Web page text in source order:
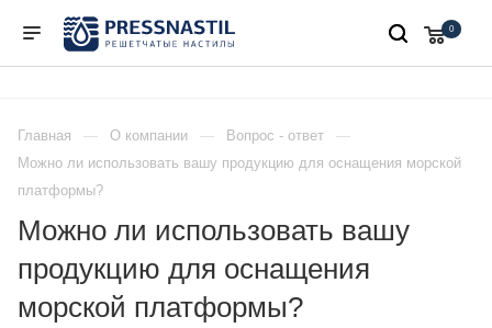
0
Главная О компании
Вопрос - ответ
Можно ли использовать вашу продукцию для оснащения морской
платформы?
Можно ли использовать вашу
продукцию для оснащения
морской платформы?